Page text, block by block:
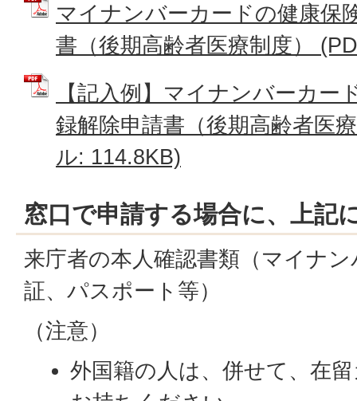
マイナンバーカードの健康保
書（後期高齢者医療制度）
【記入例】マイナンバーカー
録解除申請書（後期高齢者医
ル: 114.8KB)
窓口で申請する場合に、上記
来庁者の本人確認書類（マイナ
証、パスポート等）
（注意）
外国籍の人は、併せて、在